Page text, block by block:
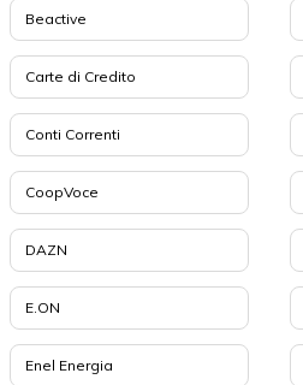
Beactive
Carte di Credito
Conti Correnti
CoopVoce
DAZN
E.ON
Enel Energia